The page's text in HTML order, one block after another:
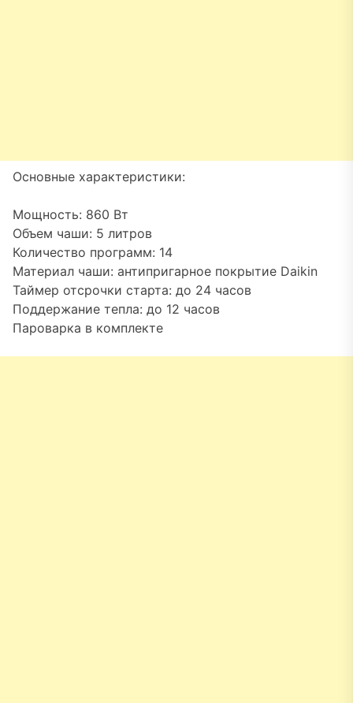
Основные характеристики:
Мощность: 860 Вт
Объем чаши: 5 литров
Количество программ: 14
Материал чаши: антипригарное покрытие Daikin
Таймер отсрочки старта: до 24 часов
Поддержание тепла: до 12 часов
Пароварка в комплекте